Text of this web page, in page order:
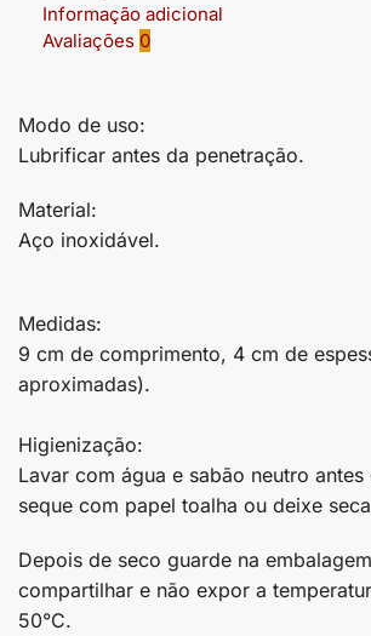
Informação adicional
Avaliações 0
Modo de uso:
Lubrificar antes da penetração.
Material:
Aço inoxidável.
Medidas:
9 cm de comprimento, 4 cm de
aproximadas).
Higienização:
Lavar com água e sabão neutro
seque com papel toalha ou deixe
Depois de seco guarde na
compartilhar e não expor a
50°C.